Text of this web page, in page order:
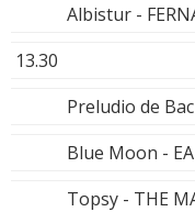
Albistur -
13.30
Preludio de
Blue Moon -
Topsy - THE